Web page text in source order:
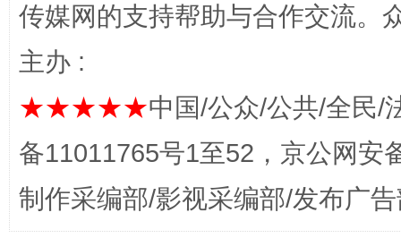
揭开“小金库”的免责幌子
传媒网的支持帮助与合作交流。
主办 :
★★★★★中国/公众/公共/全民/
备11011765号1至52，京公网安
制作采编部/影视采编部/发布广